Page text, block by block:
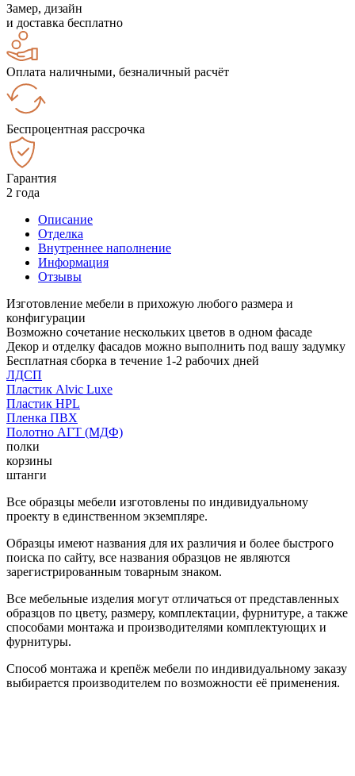
Замер, дизайн
и доставка бесплатно
Оплата наличными, безналичный расчёт
Беспроцентная рассрочка
Гарантия
2 года
Описание
Отделка
Внутреннее наполнение
Информация
Отзывы
Изготовление мебели в прихожую любого размера и
конфигурации
Возможно сочетание нескольких цветов в одном фасаде
Декор и отделку фасадов можно выполнить под вашу задумку
Бесплатная сборка в течение 1-2 рабочих дней
ЛДСП
Пластик Alvic Luxe
Пластик HPL
Пленка ПВХ
Полотно АГТ (МДФ)
полки
корзины
штанги
Все образцы мебели изготовлены по индивидуальному
проекту в единственном экземпляре.
Образцы имеют названия для их различия и более быстрого
поиска по сайту, все названия образцов не являются
зарегистрированным товарным знаком.
Все мебельные изделия могут отличаться от представленных
образцов по цвету, размеру, комплектации, фурнитуре, а также
способами монтажа и производителями комплектующих и
фурнитуры.
Способ монтажа и крепёж мебели по индивидуальному заказу
выбирается производителем по возможности её применения.